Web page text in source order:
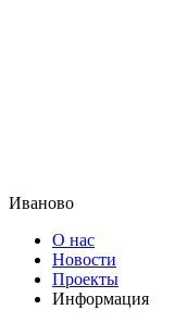
Иваново
О нас
Новости
Проекты
Информация